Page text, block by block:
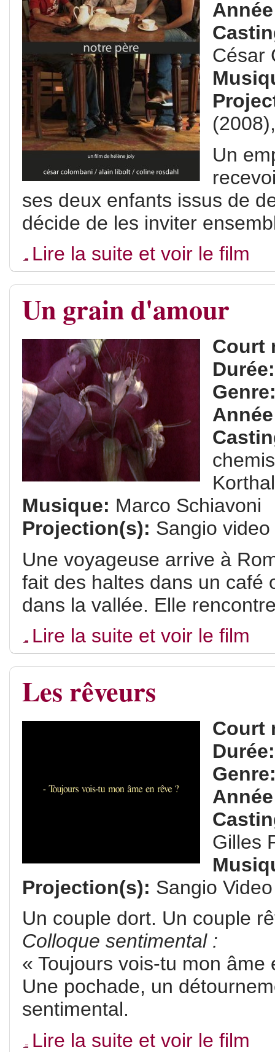
César
Un
ses deux enfants issus de
décide de les inviter
Lire la suite et voir le film
Un grain d'amour
Court
Musique: Marco Schiavoni
Projection(s): Sangio
Une voyageuse arrive à
fait des haltes dans un café
dans la vallée. Elle
Lire la suite et voir le film
Les rêveurs
Court
Gilles
Projection(s): Sangio
Un couple dort. Un couple
Colloque sentimental :
« Toujours vois-tu mon âme
Une pochade, un
sentimental.
Lire la suite et voir le film